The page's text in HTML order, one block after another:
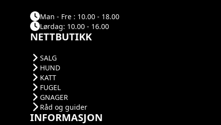
Man - Fre : 10.00 - 18.00
Lørdag: 10.00 - 16.00
NETTBUTIKK
SALG
HUND
KATT
FUGEL
GNAGER
Råd og guider
INFORMASJON